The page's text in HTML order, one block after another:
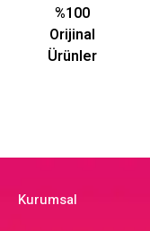
%100
Orijinal
Ürünler
Kurumsal